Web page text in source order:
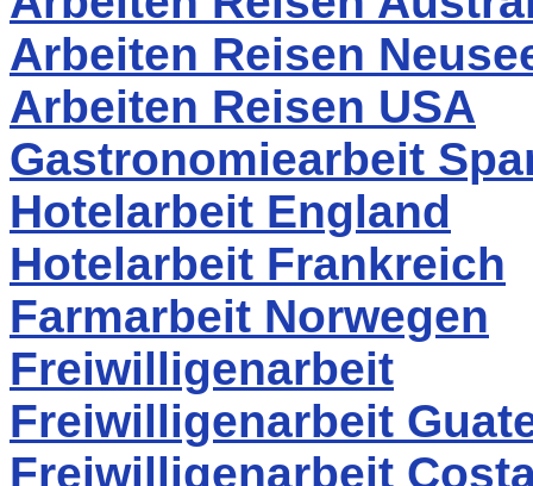
Arbeiten Reisen
Arbeiten Reisen USA
Gastronomiearbeit
Hotelarbeit England
Hotelarbeit Frankreich
Farmarbeit Norwegen
Freiwilligenarbeit
Freiwilligenarbeit
Freiwilligenarbeit